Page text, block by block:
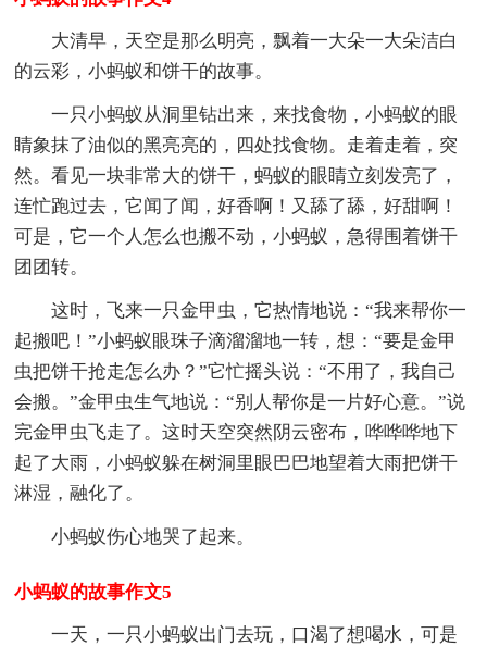
大清早，天空是那么明亮，飘着一大朵一大朵洁白
的云彩，小蚂蚁和饼干的故事。
一只小蚂蚁从洞里钻出来，来找食物，小蚂蚁的眼
睛象抹了油似的黑亮亮的，四处找食物。走着走着，突
然。看见一块非常大的饼干，蚂蚁的眼睛立刻发亮了，
连忙跑过去，它闻了闻，好香啊！又舔了舔，好甜啊！
可是，它一个人怎么也搬不动，小蚂蚁，急得围着饼干
团团转。
这时，飞来一只金甲虫，它热情地说：“我来帮你一
起搬吧！”小蚂蚁眼珠子滴溜溜地一转，想：“要是金甲
虫把饼干抢走怎么办？”它忙摇头说：“不用了，我自己
会搬。”金甲虫生气地说：“别人帮你是一片好心意。”说
完金甲虫飞走了。这时天空突然阴云密布，哗哗哗地下
起了大雨，小蚂蚁躲在树洞里眼巴巴地望着大雨把饼干
淋湿，融化了。
小蚂蚁伤心地哭了起来。
小蚂蚁的故事作文5
一天，一只小蚂蚁出门去玩，口渴了想喝水，可是